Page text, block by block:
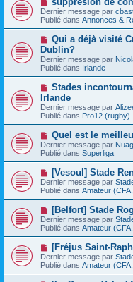
s
a
g
e
a
u
m
e
s
s
a
g
e
o
u
v
a
u
m
e
s
s
a
g
e
Dernier message par
Publié dans Annonces &
N
u
v
e
a
u
m
e
s
a
g
e
Qui a déjà visité
Dublin?
Dernier message par
Publié dans Irlande
N
o
u
v
e
a
u
m
e
s
s
a
g
e
Stades
Irlande
Dernier message par
Publié dans Pro12 (rugby)
N
o
u
v
e
u
m
e
s
a
g
e
Quel est le
Dernier message par
Publié dans Superliga
N
o
u
v
e
u
m
e
s
a
g
e
[Vesoul] Stade
Dernier message par
Publié dans Amateur
N
o
u
v
e
u
m
e
[Belfort] Stade
Dernier message par
Publié dans Amateur
N
o
u
v
e
[Fréjus Saint-
Dernier message par
Publié dans Amateur